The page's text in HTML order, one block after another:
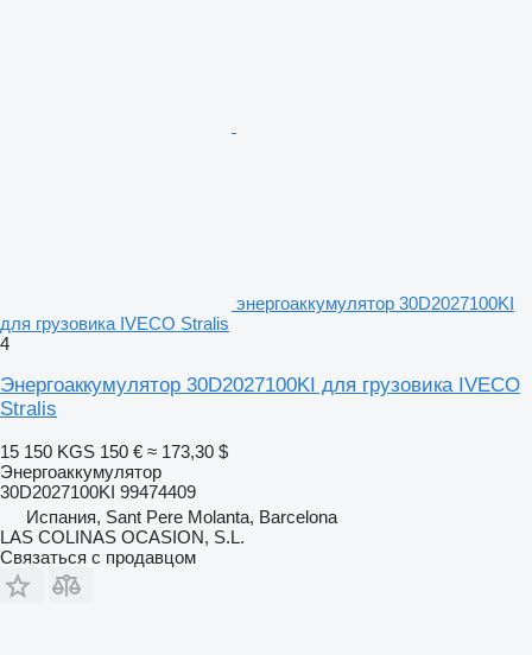
энергоаккумулятор 30D2027100KI
для грузовика IVECO Stralis
4
Энергоаккумулятор 30D2027100KI для грузовика IVECO
Stralis
15 150 KGS 150 € ≈ 173,30 $
Энергоаккумулятор
30D2027100KI 99474409
Испания, Sant Pere Molanta, Barcelona
LAS COLINAS OCASION, S.L.
Связаться с продавцом